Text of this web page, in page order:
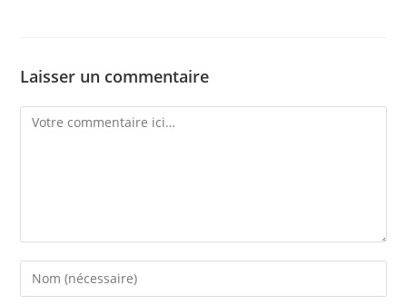
Laisser un commentaire